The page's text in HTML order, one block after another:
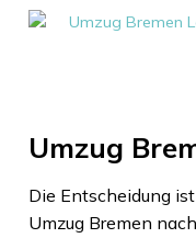
Umzug
Die Entscheidung
Umzug Bremen nach